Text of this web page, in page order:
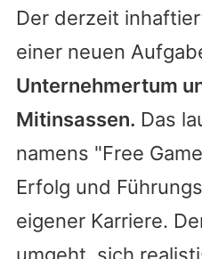
Der derzeit
einer neuen
Unternehmertum
Mitinsassen. Das
namens "Free
Erfolg und
eigener Karriere.